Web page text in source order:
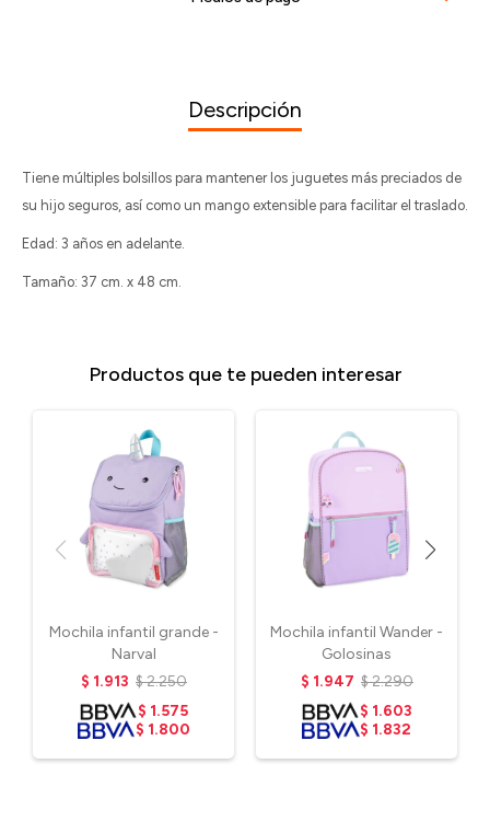
Descripción
Tiene múltiples bolsillos para mantener los juguetes más preciados de
su hijo seguros, así como un mango extensible para facilitar el traslado.
Edad: 3 años en adelante.
Tamaño: 37 cm. x 48 cm.
Productos que te pueden interesar
Mochila infantil grande -
Narval
$ 1.913 $2.250
$ 1.575
$ 1.800
Mochila infantil Wander -
Golosinas
$ 1.947 $2.290
$ 1.603
$ 1.832